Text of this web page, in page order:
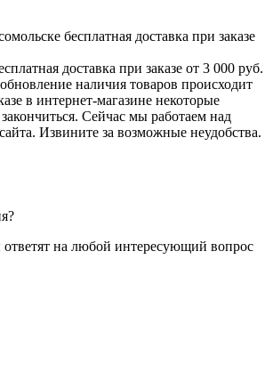
бесплатная доставка при заказе
доставка при заказе от 3 000 руб.
наличия товаров происходит
в интернет-магазине некоторые
Сейчас мы работаем над
Извините за возможные неудобства.
на любой интересующий вопрос